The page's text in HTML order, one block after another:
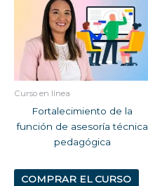
Curso en línea
Fortalecimiento de la
función de asesoría técnica
pedagógica
COMPRAR EL CURSO